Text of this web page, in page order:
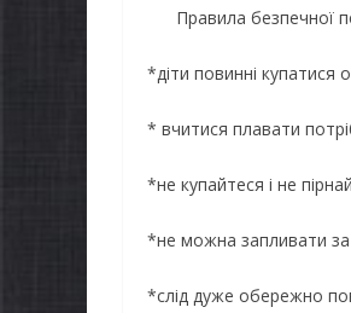
Правила безпечної
*діти повинні купатися
* вчитися плавати
*не купайтеся i не
*не можна запливати
*слід дуже обережно